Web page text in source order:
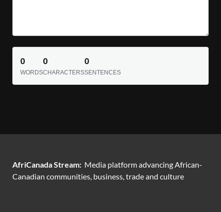
0
WORDS
0
CHARACTERS
0
SENTENCES
AfriCanada Stream: Media platform advancing African-
Canadian communities, business, trade and culture